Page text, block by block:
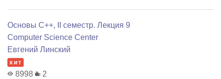
Основы C++, II семестр. Лекция 9
Computer Science Center
Евгений Линский
хит
8998 2